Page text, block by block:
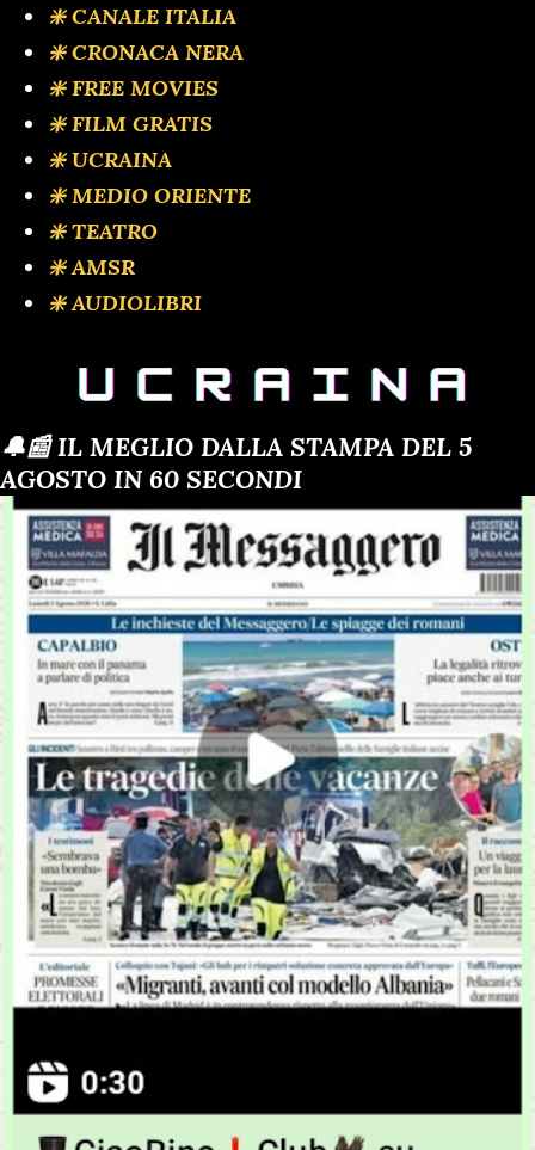
❇️ CANALE ITALIA
❇️ CRONACA NERA
❇️ FREE MOVIES
❇️ FILM GRATIS
❇️ UCRAINA
❇️ MEDIO ORIENTE
❇️ TEATRO
❇️ AMSR
❇️ AUDIOLIBRI
🔔📰 IL MEGLIO DALLA STAMPA DEL 5
AGOSTO IN 60 SECONDI